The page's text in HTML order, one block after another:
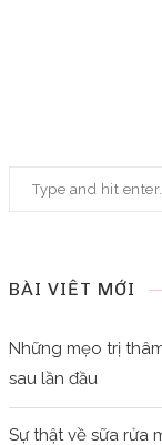
BÀI VIẾT MỚI
Những mẹo trị
sau lần đầu
Sự thật về sữa rửa